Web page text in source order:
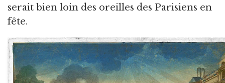
serait bien loin des oreilles des Parisiens en
fête.